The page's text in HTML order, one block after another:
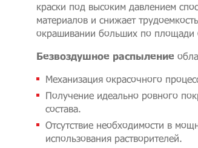
краски под высоким давлением
материалов и снижает
окрашивании больших по площади
Безвоздушное распыление
Механизация окрасочного
Получение идеально ровного
состава.
Отсутствие необходимости в
использования растворителей.